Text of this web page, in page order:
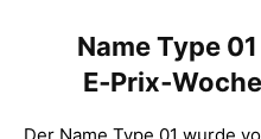
Name Type